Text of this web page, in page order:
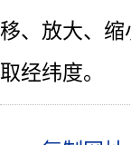
移、放大、
取经纬度。